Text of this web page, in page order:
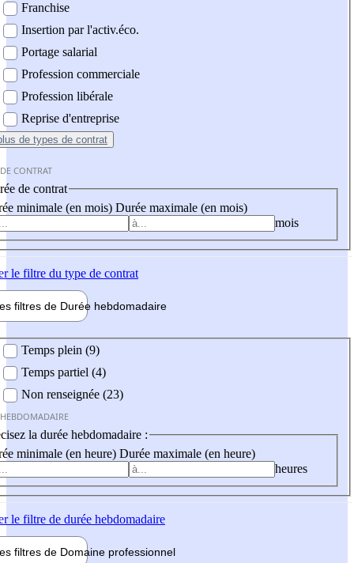
Franchise
Insertion par l'activ.éco.
Portage salarial
Profession commerciale
Profession libérale
Reprise d'entreprise
de types de contrat
CONTRAT
de contrat
minimale (en mois) Durée maximale (en mois)
mois
le filtre du type de contrat
filtres de Durée hebdomadaire
Temps plein (9)
Temps partiel (4)
Non renseignée (23)
la durée hebdomadaire :
minimale (en heure) Durée maximale (en heure)
heures
le filtre de durée hebdomadaire
filtres de Domaine professionnel